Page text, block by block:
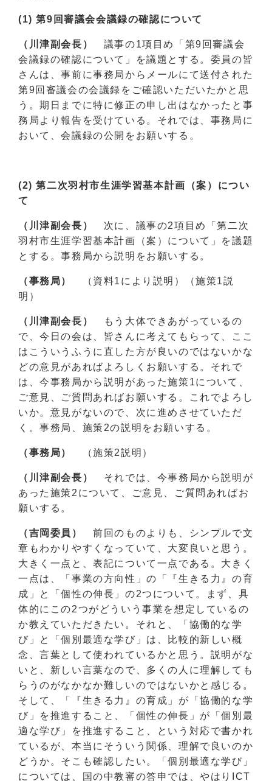
(1) 第9回審議会会議録の確認について
（川津副会長）
議事の1項目め「第9回審議会
会議録の確認について」を議題とする。委員の皆
さんは、事前に事務局からメールにて送付された
第9回審議会の会議録をご確認いただいたかと思
う。期日までに特に修正の申し出はなかったと事
務局より報告を受けている。それでは、事務局に
おいて、会議録の公開をお願いする。
(2) 第二次羽村市生涯学習基本計画（案）につい
て
（川津副会長）
次に、議事の2項目め「第二次
羽村市生涯学習基本計画（案）について」を議題
とする。事務局から説明をお願いする。
（事務局）
（資料1により説明）（施策1説
明）
（川津副会長）
もう大体できあがっているの
で、今日の会は、皆さんに考えてもらって、ここ
はこういうふうに直した方が良いのではないかな
どの意見があればよろしくお願いする。それで
は、今事務局から説明があった施策1について、
ご意見、ご質問あればお願いする。これでよろし
いか。意見がないので、次に進めさせていただ
く。事務局、施策2の説明をお願いする。
（事務局） （施策2説明）
（川津副会長）
それでは、今事務局から説明が
あった施策2について、ご意見、ご質問あればお
願いする。
（吉岡委員）
前回のものよりも、シンプルで文
章もわかりやすくなっていて、大変良いと思う。
大きく一点と、表記について一点である。大きく
一点は、「事業の方向性」の「『生きる力』の育
成」と「個性の伸長」の2つについて。まず、具
体的にこの2つがどういう事業を想定しているの
か教えていただきたい。それと、「協働的な学
び」と「個別最適な学び」は、比較的新しい概
念、言葉として使われているかと思う。説明がな
いと、新しい言葉なので、多くの人に理解しても
らうのがなかなか難しいのではないかと感じる。
そして、「『生きる力』の育成」が「協働的な学
び」を推進すること、「個性の伸長」が「個別最
適な学び」を推進すること、という対応で書かれ
ているが、本当にそういう関係、理解で良いのか
どうか。そこも確認したい。「個別最適な学び」
については、国の中教審の答申では、やはりICT